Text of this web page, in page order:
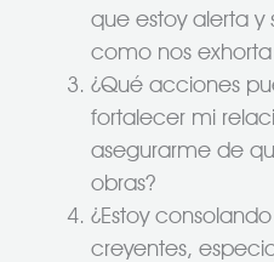
que estoy alerta y
como nos exhorta
¿Qué acciones
fortalecer mi
asegurarme de
obras?
¿Estoy
creyentes,